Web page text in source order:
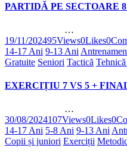
PARTIDĂ PE SECTOARE
…
19/11/202495Views0Likes0
14-17 Ani 9-13 Ani
Gratuite Seniori Tactică
EXERCIȚIU 7 VS 5 +
…
30/08/2024107Views0Likes0
14-17 Ani 5-8 Ani 9-13 Ani
Copii și juniori Exerciții